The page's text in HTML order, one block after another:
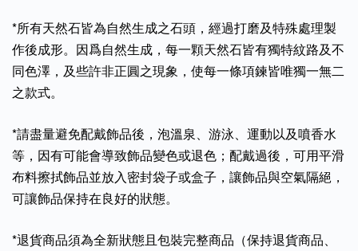
*所有天然石皆為自然生成之石頭，經過打磨及特殊處理製
作後成形。因爲自然生成，每一顆天然石皆有獨特紋路及不
同色澤，及些許非正圓之現象，使每一條項鍊皆唯獨一無二
之款式。
*請盡量避免配戴飾品後，泡溫泉、游泳、運動以及噴香水
等，因有可能會導致飾品變色或退色；配戴過後，可用平滑
布料擦拭飾品並放入密封袋子或盒子，讓飾品與空氣隔絕，
可讓飾品保持在良好的狀態。
*退貨商品須為全新狀態且包裝完整商品（保持退貨商品、